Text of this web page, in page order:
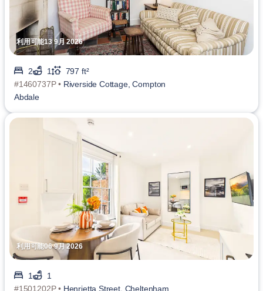
利用可能13 9月 2026
2 1
797 ft²
#1460737P • Riverside Cottage, Compton
Abdale
利用可能06 9月 2026
1
1
#1501202P • Henrietta Street, Cheltenham